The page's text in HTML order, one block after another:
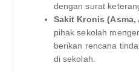
dengan surat
Sakit Kronis (Asma,
pihak sekolah
berikan rencana
di sekolah.